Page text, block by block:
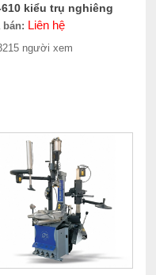
610 kiểu trụ nghiêng
bán: Liên hệ
người xem